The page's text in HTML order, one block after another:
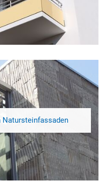
Natursteinfassaden